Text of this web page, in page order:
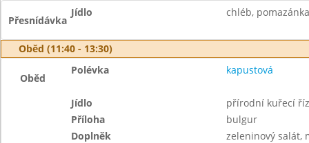
Přesnídávka
Jídlo chléb,
Oběd (11:40 - 13:30)
Oběd
Polévka kapustová
Jídlo
přírodní kuřecí
Příloha
bulgur
Doplněk
zeleninový salát,